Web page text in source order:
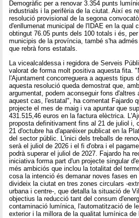
Demogràfic per a renovar 3.354 punts
industrials i la perifèria de la ciutat. Així es
resolució provisional de la segona
d'enllumenat municipal de l'IDAE en la qual
obtingut 76.05 punts dels 100 totals i és,
municipis de la província, també s'ha
que rebrà fons estatals.
La vicealcaldessa i regidora de Serveis
valorat de forma molt positiva aquesta fita.
l'Ajuntament concorreguera a aquests tipus
aquesta resolució queda demostrat que,
argumentat, podem aconseguir fons d'altres
aquest cas, l'estatal", ha comentat Fajardo
projecte el mes de maig i va apuntar que
431.515,46 euros en la factura elèctrica.
proposta definitivament fins al 21 de juliol i,
21 d'octubre ha d'aparéixer publicat en la
del sector públic. L'inici dels treballs de
serà el juliol de 2026 i el fi d'obra i el
podrà superar el juliol de 2027. Fajardo ha
iniciativa forma part d'un projecte singular
més ambiciós que inclou la totalitat del
cosa la intenció és demanar noves fases
divideix la ciutat en tres zones circulars -
urbana i centre-, que detalla la situació de
objectius la reducció tant del consum
contaminació lumínica, l'automatització de
exterior i la millora de la qualitat lumínica de